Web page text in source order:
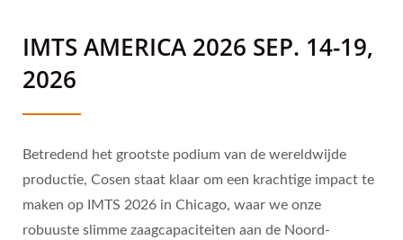
IMTS AMERICA 2026 SEP. 14-19,
2026
Betredend het grootste podium van de wereldwijde
productie, Cosen staat klaar om een krachtige impact te
maken op IMTS 2026 in Chicago, waar we onze
robuuste slimme zaagcapaciteiten aan de Noord-